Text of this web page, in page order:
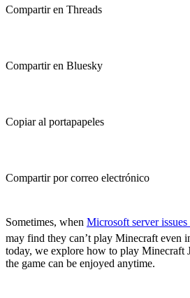
Compartir en Threads
Compartir en Bluesky
Copiar al portapapeles
Compartir por correo electrónico
Sometimes, when Microsoft server issues
may find they can’t play Minecraft even
today, we explore how to play Minecraft
the game can be enjoyed anytime.